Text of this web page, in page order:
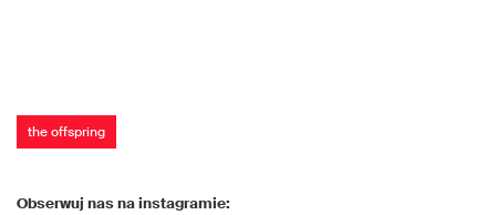
the offspring
Obserwuj nas na instagramie: